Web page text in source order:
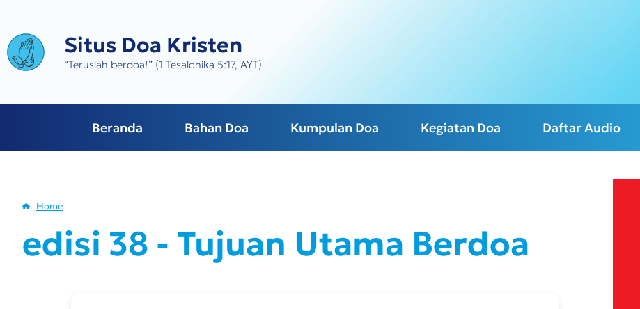
main
content
Situs Doa Kristen
“Teruslah berdoa!” (1 Tesalonika 5:17, AYT)
Beranda Bahan Doa Kumpulan Doa Kegiatan Doa Daftar Audio
Breadcrumb
Home
edisi 38 - Tujuan Utama Berdoa